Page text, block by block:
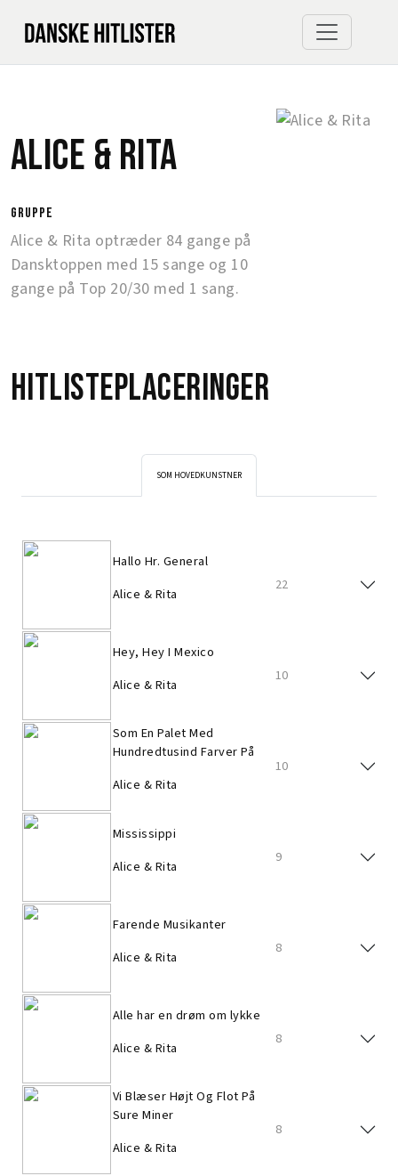
Alice & Rita
gruppe
Alice & Rita optræder 84 gange på
Dansktoppen med 15 sange og 10
gange på Top 20/30 med 1 sang.
Hitlisteplaceringer
SOM HOVEDKUNSTNER
Hallo Hr. General
Alice & Rita
22
Hey, Hey I Mexico
Alice & Rita
10
Som En Palet Med
Hundredtusind Farver På
Alice & Rita
10
Mississippi
Alice & Rita
9
Farende Musikanter
Alice & Rita
8
Alle har en drøm om lykke
Alice & Rita
8
Vi Blæser Højt Og Flot På
Sure Miner
Alice & Rita
8